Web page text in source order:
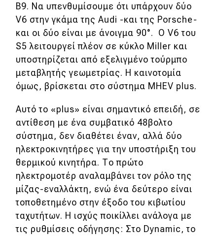
B9. Να υπενθυμίσουμε ότι υπάρχουν δύο
V6 στην γκάμα της Audi -και της Porsche-
και οι δύο είναι με άνοιγμα 90°. Ο V6 του
S5 λειτουργεί πλέον σε κύκλο Miller και
υποστηρίζεται από εξελιγμένο τούρμπο
μεταβλητής γεωμετρίας. Η καινοτομία
όμως, βρίσκεται στο σύστημα MHEV plus.
Αυτό το «plus» είναι σημαντικό επειδή, σε
αντίθεση με ένα συμβατικό 48βολτο
σύστημα, δεν διαθέτει έναν, αλλά δύο
ηλεκτροκινητήρες για την υποστήριξη του
θερμικού κινητήρα. Το πρώτο
ηλεκτρομοτέρ αναλαμβάνει τον ρόλο της
μίζας-εναλλάκτη, ενώ ένα δεύτερο είναι
τοποθετημένο στην έξοδο του κιβωτίου
ταχυτήτων. Η ισχύς ποικίλλει ανάλογα με
τις ρυθμίσεις οδήγησης: Στο Dynamic, το